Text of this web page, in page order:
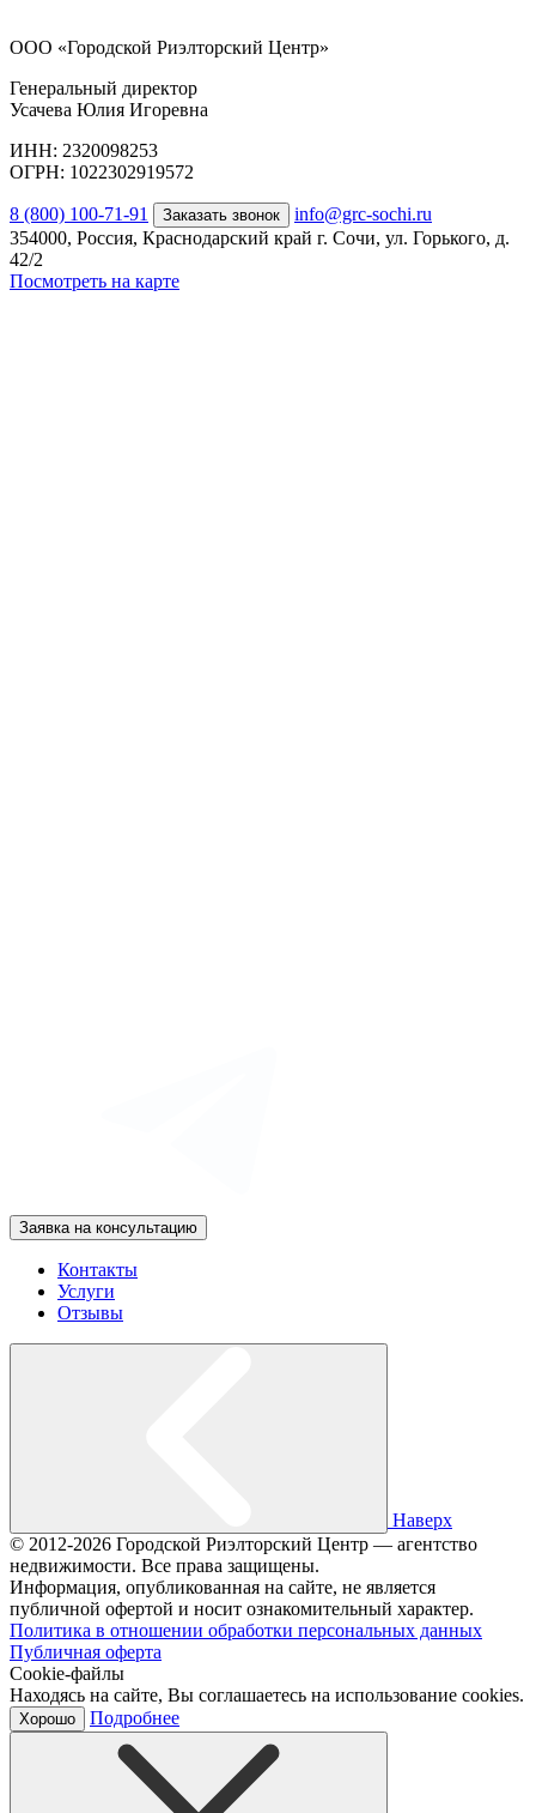
ООО «Городской Риэлторский Центр»
Генеральный директор
Усачева Юлия Игоревна
ИНН: 2320098253
ОГРН: 1022302919572
8 (800) 100-71-91 Заказать звонок
info@grc-sochi.ru
354000, Россия, Краснодарский край г. Сочи, ул. Горького, д.
42/2
Посмотреть на карте
Заявка на консультацию
Контакты
Услуги
Отзывы
Наверх
© 2012-2026 Городской Риэлторский Центр — агентство
недвижимости. Все права защищены.
Информация, опубликованная на сайте, не является
публичной офертой и носит ознакомительный характер.
Политика в отношении обработки персональных данных
Публичная оферта
Cookie-файлы
Находясь на сайте, Вы соглашаетесь на использование cookies.
Хорошо Подробнее